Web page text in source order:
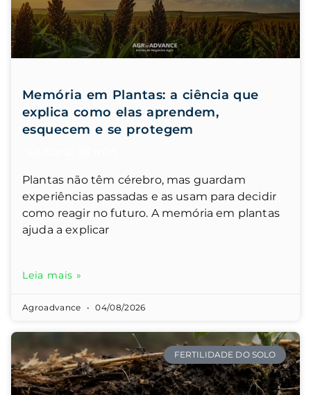
Memória em Plantas: a ciência que
explica como elas aprendem,
esquecem e se protegem
Plantas não têm cérebro, mas guardam
experiências passadas e as usam para decidir
como reagir no futuro. A memória em plantas
ajuda a explicar
Leia mais »
Agroadvance 04/08/2026
FERTILIDADE DO SOLO